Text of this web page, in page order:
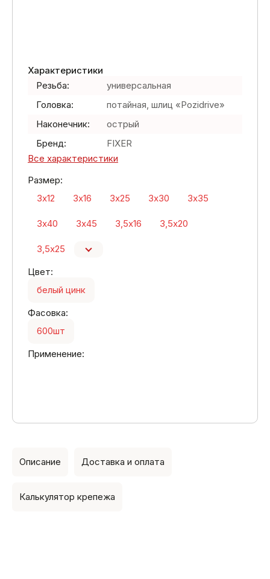
Характеристики
Резьба:
универсальная
Головка:
потайная, шлиц «Pozidrive»
Наконечник:
острый
Бренд:
FIXER
Все характеристики
Размер:
3х12
3х16 3х25 3х30 3х35
3х40 3х45 3,5х16 3,5х20
3,5х25
Цвет:
белый цинк
Фасовка:
600шт
Применение:
Описание Доставка и оплата
Калькулятор крепежа